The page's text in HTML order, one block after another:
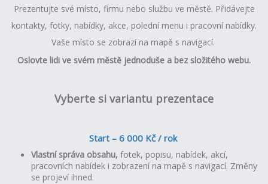
Prezentujte své místo, firmu nebo službu ve městě. Přidávejte
kontakty, fotky, nabídky, akce, polední menu i pracovní nabídky.
Vaše místo se zobrazí na mapě s navigací.
Oslovte lidi ve svém městě jednoduše a bez složitého webu.
Vyberte si variantu prezentace
Start – 6 000 Kč / rok
Vlastní správa obsahu,fotek, popisu, nabídek, akcí,
pracovních nabídek i zobrazení na mapě s navigací. Změny
se projeví ihned.